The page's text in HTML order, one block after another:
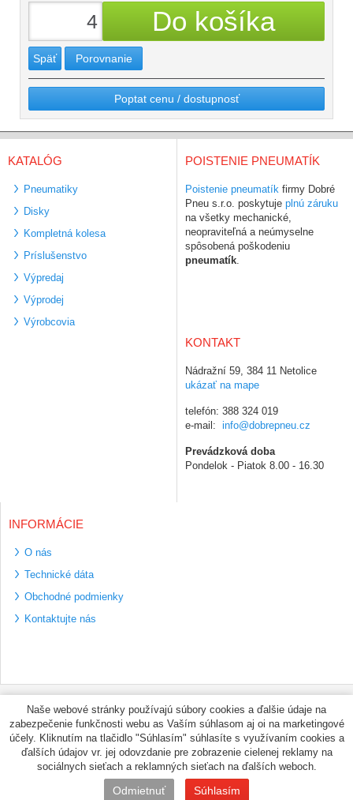
Späť Porovnanie
Poptat cenu / dostupnosť
KATALÓG
Pneumatiky
Disky
Kompletná kolesa
Príslušenstvo
Výpredaj
Výprodej
Výrobcovia
POISTENIE PNEUMATÍK
Poistenie pneumatík firmy Dobré
Pneu s.r.o. poskytuje plnú záruku
na všetky mechanické,
neopraviteľná a neúmyselne
spôsobená poškodeniu
pneumatík
KONTAKT
Nádražní 59, 384 11 Netolice
ukázať na mape
telefón: 388 324 019
e-mail: info@dobrepneu.cz
Prevádzková doba
Pondelok - Piatok 8.00 - 16.30
INFORMÁCIE
O nás
Technické dáta
Obchodné podmienky
Kontaktujte nás
Bezpečné platební
metody
Využíváme zasílání
PPL
© PNEUMAX.SK 2026 by
Naše webové stránky používajú súbory cookies a ďalšie údaje na
zabezpečenie funkčnosti webu as Vaším súhlasom aj oi na marketingové
účely. Kliknutím na tlačidlo "Súhlasím" súhlasíte s využívaním cookies a
ďalších údajov vr. jej odovzdanie pre zobrazenie cielenej reklamy na
sociálnych sieťach a reklamných sieťach na ďalších weboch.
Odmietnuť Súhlasím